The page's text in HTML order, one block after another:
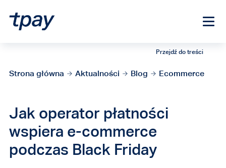
Przejdź do treści
Strona główna Aktualności Blog Ecommerce
Jak operator płatności
wspiera e-commerce
podczas Black Friday